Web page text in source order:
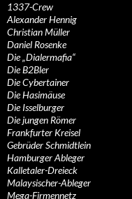
1337-Crew
Alexander Hennig
Christian Müller
Daniel Rosenke
Die „Dialermafia“
Die B2Bler
Die Cybertainer
Die Hasimäuse
Die Isselburger
Die jungen Römer
Frankfurter Kreisel
Gebrüder Schmidtlein
Hamburger Ableger
Kalletaler-Dreieck
Malaysischer-Ableger
Mega-Firmennetz